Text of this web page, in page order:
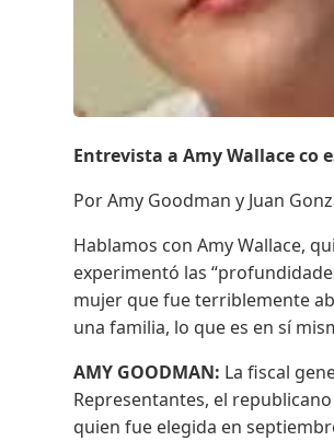
Entrevista a Amy Wallace co
Por Amy Goodman y Juan
Hablamos con Amy Wallace,
experimentó las
mujer que fue terriblemente
una familia, lo que es en sí
AMY GOODMAN: La fiscal
Representantes, el
quien fue elegida en